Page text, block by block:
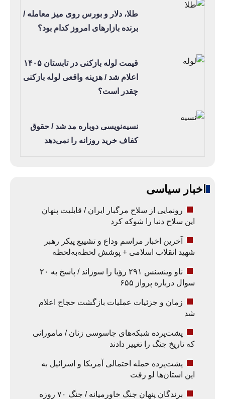
طلا، دلار و بورس روی میز معامله /
برنده بازارهای امروز کدام بود؟
قیمت لوله بازکنی در تابستان ۱۴۰۵
اعلام شد / هزینه واقعی لوله بازکنی
چقدر است؟
نسیه‌نویسی دوباره مد شد / حقوق
کفاف خرید روزانه را نمی‌دهد
اخبار سیاسی
رونمایی از سلاح مرگبار ایران / قابلیت پنهان
این سلاح دنیا را شوکه کرد
آخرین اخبار مراسم وداع و تشییع پیکر رهبر
شهید انقلاب اسلامی + پوشش لحظه‌به‌لحظه
ناو وینسنس ۲۹۱ رؤیا را سوزاند / پاسخ به ۲۰
سوال درباره پرواز ۶۵۵
زمان و جزئیات عملیات بازگشت حجاج اعلام
شد
پشت‌پرده شبکه‌های جاسوسی زنان / مامورانی
که تاریخ جنگ را تغییر دادند
پشت‌پرده حمله احتمالی آمریکا و اسرائیل به
این استان‌ها لو رفت
برندگان پنهان جنگ خاورمیانه / جنگ ۷۰ روزه